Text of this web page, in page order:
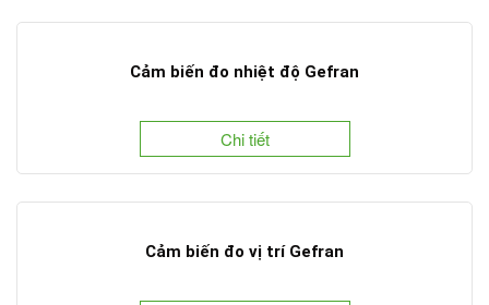
Cảm biến đo nhiệt độ Gefran
Chi tiết
Cảm biến đo vị trí Gefran